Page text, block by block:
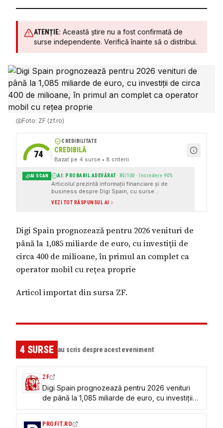
ATENȚIE: Această știre nu a fost confirmată de
surse independente. Verifică înainte să o distribui.
Foto: ZF (zf.ro)
74
CREDIBILITATE
CREDIBILĂ
Bazat pe 4 surse • 8 criterii
AI SCAN AI: PROBABIL ADEVĂRAT· 85/100 · încredere90%
Articolul prezintă informații financiare și de
business despre Digi Spain, cu surse
instituționale și link-uri către documente oficiale.
VEZI TOT RĂSPUNSUL AI
Digi Spain prognozează pentru 2026 venituri de
până la 1,085 miliarde de euro, cu investiţii de
circa 400 de milioane, în primul an complet ca
operator mobil cu reţea proprie
Articol importat din sursa ZF.
4SURSE au scris despre acest eveniment
ZF
Digi Spain prognozează pentru 2026 venituri
de până la 1,085 miliarde de euro, cu investiţii
de circa 400 de milioane, în primul an complet
PROFIT.RO